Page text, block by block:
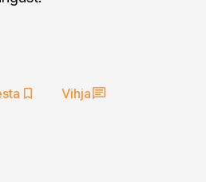
Vihja